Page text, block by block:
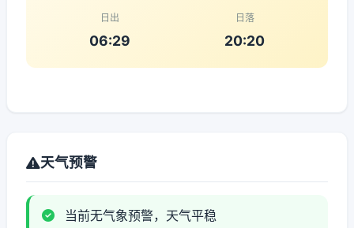
日出
06:29
日落
20:20
天气预警
当前无气象预警，天气平稳